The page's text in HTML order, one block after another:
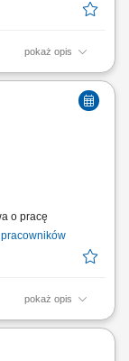
pokaż opis
do produkcji
zgodnie
i obróbki
Utrzymywanie
o pracę
pokaż opis
(MAG 135),